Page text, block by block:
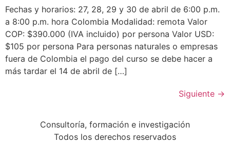
Fechas y horarios: 27, 28, 29 y 30 de abril de 6:00 p.m.
a 8:00 p.m. hora Colombia Modalidad: remota Valor
COP: $390.000 (IVA incluido) por persona Valor USD:
$105 por persona Para personas naturales o empresas
fuera de Colombia el pago del curso se debe hacer a
más tardar el 14 de abril de […]
Siguiente →
Consultoría, formación e investigación
Todos los derechos reservados